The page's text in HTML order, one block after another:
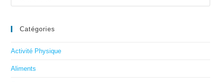
Catégories
Activité Physique
Aliments